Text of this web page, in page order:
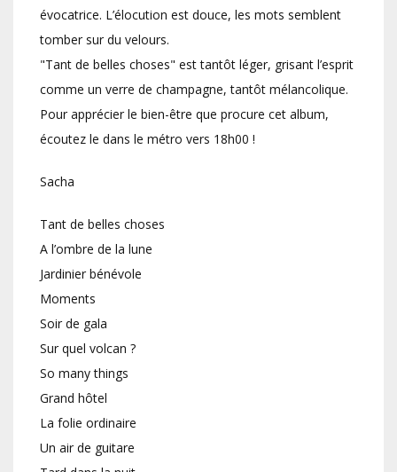
évocatrice. L’élocution est douce, les mots semblent
tomber sur du velours.
"Tant de belles choses" est tantôt léger, grisant l’esprit
comme un verre de champagne, tantôt mélancolique.
Pour apprécier le bien-être que procure cet album,
écoutez le dans le métro vers 18h00 !
Sacha
Tant de belles choses
A l’ombre de la lune
Jardinier bénévole
Moments
Soir de gala
Sur quel volcan ?
So many things
Grand hôtel
La folie ordinaire
Un air de guitare